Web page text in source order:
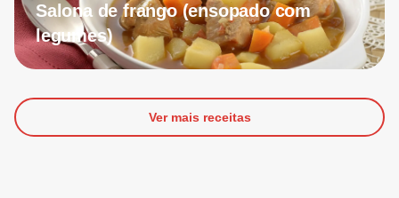
Salona de frango (ensopado com
legumes)
Ver mais receitas